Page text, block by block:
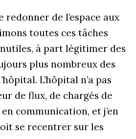
redonner de l’espace aux
toutes ces tâches
à part légitimer des
plus nombreux des
L’hôpital n’a pas
de flux, de chargés de
communication, et j’en
se recentrer sur les